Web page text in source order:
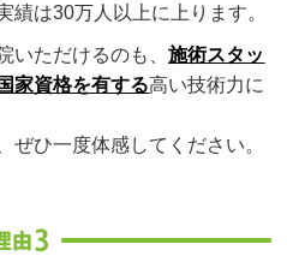
績は30万人以上に上ります。
いただけるのも、施術スタッ
家資格を有する高い技術力に
ぜひ一度体感してください。